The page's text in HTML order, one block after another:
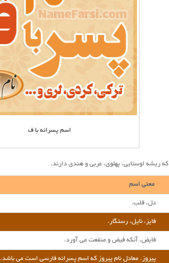
اسم پسرانه با ف
ریشه اوستایی، پهلوی، عربی و هندی دارند.
معنی اسم
دل، قلب.
فایز، نایل، رستگار.
فایض، آنکه فیض و منفعت می آورد.
پیروز. معادل نام پیروز که اسم پسرانه فارسی است می باشد.